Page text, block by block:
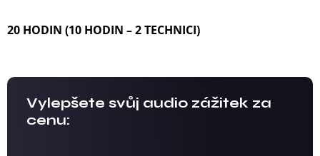
20 HODIN (10 HODIN – 2 TECHNICI)
Vylepšete svůj audio zážitek za
cenu: